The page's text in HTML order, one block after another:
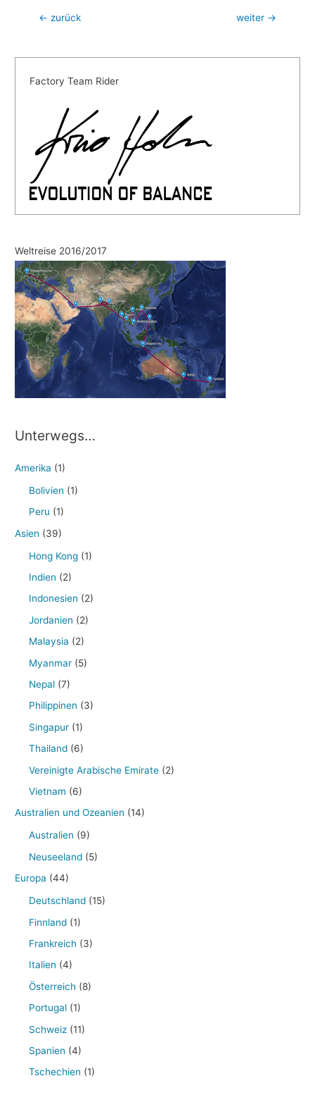
Beitragsnavigation
← zurück weiter →
Factory Team Rider
Weltreise 2016/2017
Unterwegs…
Amerika (1)
Bolivien (1)
Peru (1)
Asien (39)
Hong Kong (1)
Indien (2)
Indonesien (2)
Jordanien (2)
Malaysia (2)
Myanmar (5)
Nepal (7)
Philippinen (3)
Singapur (1)
Thailand (6)
Vereinigte Arabische Emirate (2)
Vietnam (6)
Australien und Ozeanien (14)
Australien (9)
Neuseeland (5)
Europa (44)
Deutschland (15)
Finnland (1)
Frankreich (3)
Italien (4)
Österreich (8)
Portugal (1)
Schweiz (11)
Spanien (4)
Tschechien (1)